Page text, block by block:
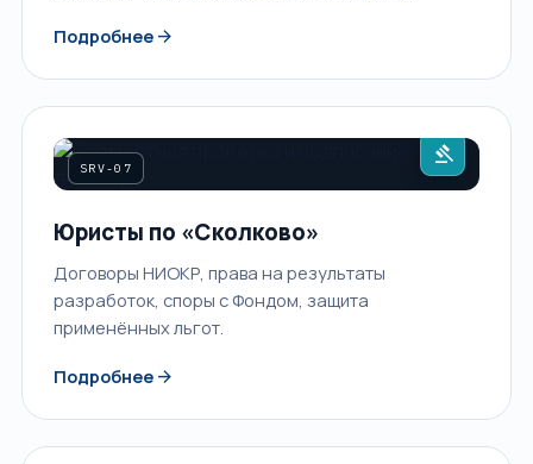
Подробнее arrow_forward
SRV-07 gavel
Юристы по «Сколково»
Договоры НИОКР, права на результаты
разработок, споры с Фондом, защита
применённых льгот.
Подробнее arrow_forward